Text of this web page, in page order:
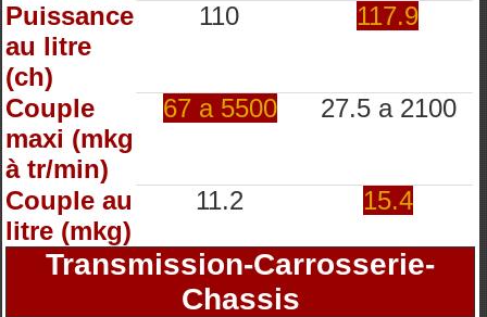
Puissance
au litre
(ch)
110 117.9
Couple
maxi (mkg
à tr/min)
67 a 5500 27.5 a 2100
Couple au
litre (mkg)
11.2 15.4
Transmission-Carrosserie-
Chassis